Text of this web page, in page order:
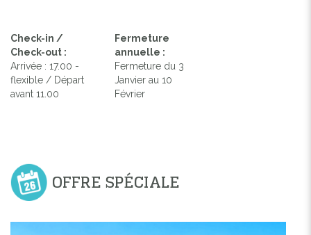
Check-in /
Check-out :
Arrivée : 17.00 -
flexible / Départ
avant 11.00
Fermeture
annuelle :
Fermeture du 3
Janvier au 10
Février
OFFRE SPÉCIALE